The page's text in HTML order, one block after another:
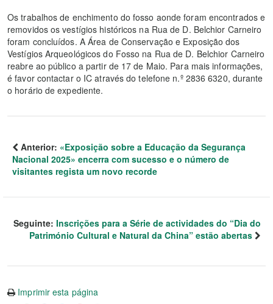
Os trabalhos de enchimento do fosso aonde foram encontrados e
removidos os vestígios históricos na Rua de D. Belchior Carneiro
foram concluídos. A Área de Conservação e Exposição dos
Vestígios Arqueológicos do Fosso na Rua de D. Belchior Carneiro
reabre ao público a partir de 17 de Maio. Para mais informações,
é favor contactar o IC através do telefone n.º 2836 6320, durante
o horário de expediente.
Anterior: «Exposição sobre a Educação da Segurança
Nacional 2025» encerra com sucesso e o número de
visitantes regista um novo recorde
Seguinte: Inscrições para a Série de actividades do “Dia do
Património Cultural e Natural da China” estão abertas
Imprimir esta página